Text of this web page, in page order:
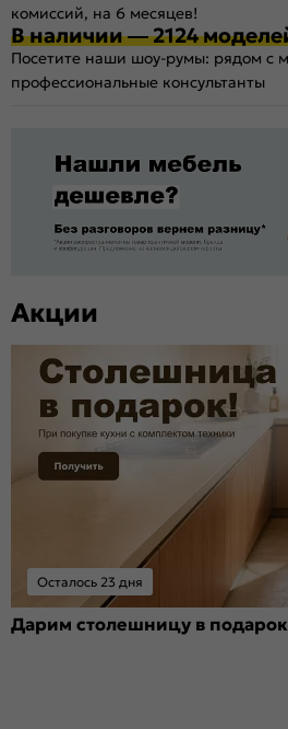
комиссий, на 6 месяцев!
В наличии — 2124
Посетите наши шоу-румы: рядом с
профессиональные консультанты
Акции
Осталось 23 дня
Дарим столешницу в